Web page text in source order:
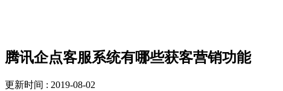
腾讯企点客服系统有哪些获客营销功能
更新时间 : 2019-08-02